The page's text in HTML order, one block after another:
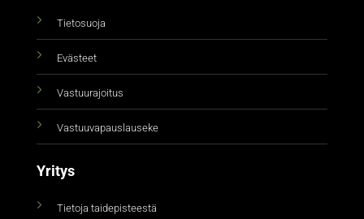
Tietosuoja
Evästeet
Vastuurajoitus
Vastuuvapauslauseke
Yritys
Tietoja taidepisteestä